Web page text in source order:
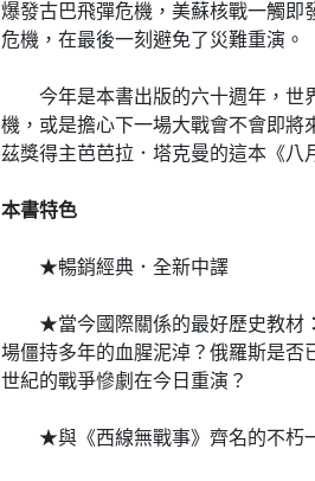
爆發古巴飛彈危機，美蘇核戰一觸即
危機，在最後一刻避免了災難重演。
今年是本書出版的六十週年，世界
機，或是擔心下一場大戰會不會即將
茲獎得主芭芭拉．塔克曼的這本《
本書特色
★暢銷經典．全新中譯
★當今國際關係的最好歷史教材：
場僵持多年的血腥泥淖？俄羅斯是否
世紀的戰爭慘劇在今日重演？
★與《西線無戰事》齊名的不朽一